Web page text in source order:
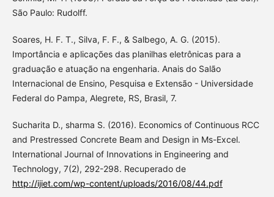
São Paulo: Rudolff.
Soares, H. F. T., Silva, F. F., & Salbego, A. G. (2015).
Importância e aplicações das planilhas eletrônicas para a
graduação e atuação na engenharia. Anais do Salão
Internacional de Ensino, Pesquisa e Extensão - Universidade
Federal do Pampa, Alegrete, RS, Brasil, 7.
Sucharita D., sharma S. (2016). Economics of Continuous RCC
and Prestressed Concrete Beam and Design in Ms-Excel.
International Journal of Innovations in Engineering and
Technology, 7(2), 292-298. Recuperado de
http://ijiet.com/wp-content/uploads/2016/08/44.pdf